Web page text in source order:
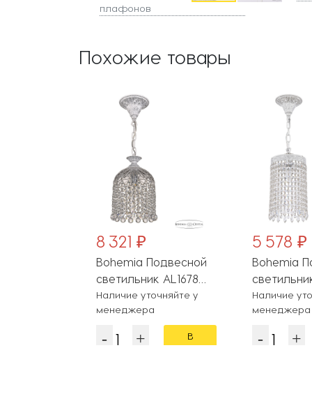
плафонов
Похожие товары
8 321 ₽
Bohemia Подвесной
светильник AL1678
AL16781/16 WMN Balls
Наличие уточняйте у
менеджера
В
5 578 ₽
Bohemia
AL19201/
Drops
Наличие
менеджера